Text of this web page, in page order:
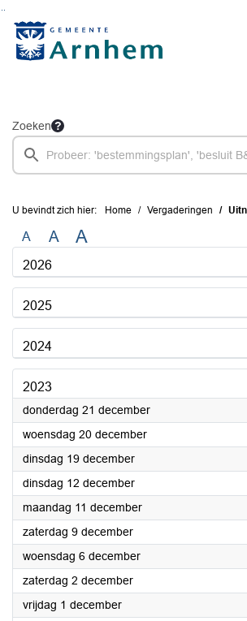
Zoeken
U bevindt zich hier: Home Vergaderingen
A A A
2026
2025
2024
2023
donderdag 21 december2023
woensdag 20 december2023
dinsdag 19 december2023
dinsdag 12 december2023
maandag 11 december2023
zaterdag 9 december2023
woensdag 6 december2023
zaterdag 2 december2023
vrijdag 1 december2023